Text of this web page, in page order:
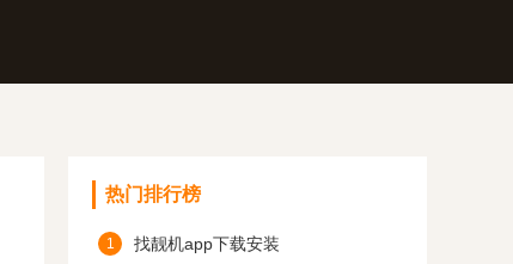
热门排行榜
1 找靓机app下载安装